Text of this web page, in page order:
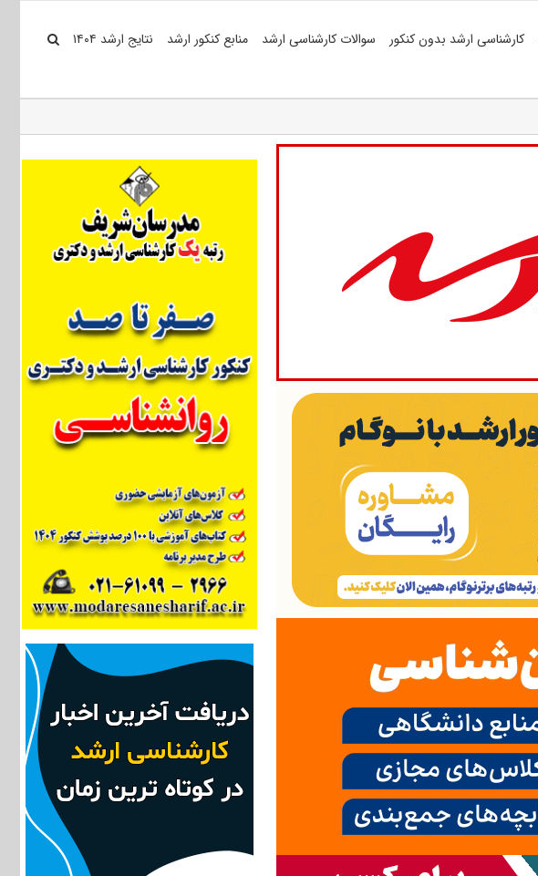
کارشناسی ارشد بدون کنکور سوالات کارشناسی ارشد منابع کنکور ارشد نتایج ارشد ۱۴۰۴